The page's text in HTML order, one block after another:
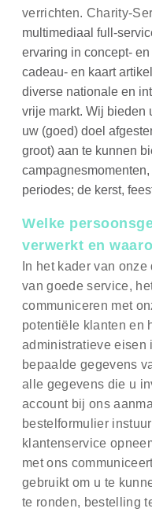
verrichten. Charity-
multimediaal full-
ervaring in concept-
cadeau- en kaart
diverse nationale en
vrije markt. Wij bieden
uw (goed) doel
groot) aan te kunnen
periodes; de kerst,
Welke
verwerkt en
In het kader van
van goede service,
communiceren met
potentiële klanten en
administratieve eisen
bepaalde gegevens
alle gegevens die u
account bij ons
bestelformulier
klantenservice
met ons
gebruikt om u te
te ronden, bestelling